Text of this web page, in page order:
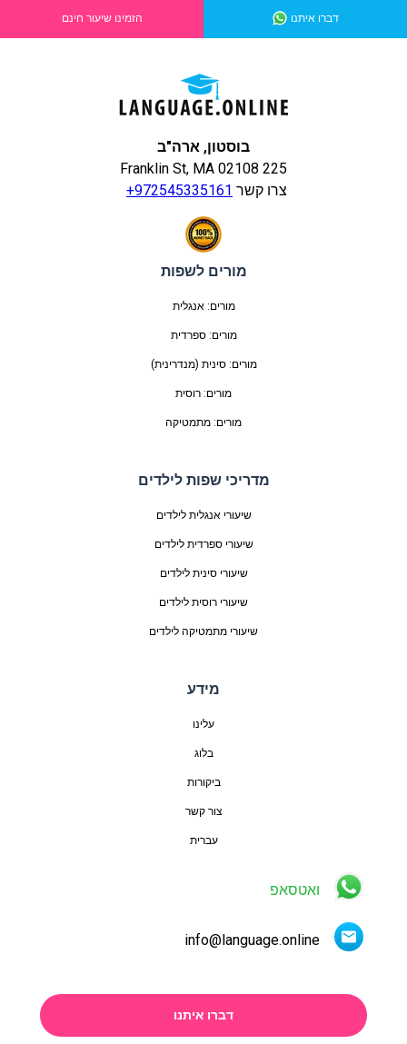
דברו איתנו הזמינו שיעור חינם
בוסטון, ארה"ב
225 Franklin St, MA 02108
צרו קשר +972545335161
מורים לשפות
מורים: אנגלית
מורים: ספרדית
מורים: סינית (מנדרינית)
מורים: רוסית
מורים: מתמטיקה
מדריכי שפות לילדים
שיעורי אנגלית לילדים
שיעורי ספרדית לילדים
שיעורי סינית לילדים
שיעורי רוסית לילדים
שיעורי מתמטיקה לילדים
מידע
עלינו
בלוג
ביקורות
צור קשר
עברית
ואטסאפ
info@language.online
דברו איתנו